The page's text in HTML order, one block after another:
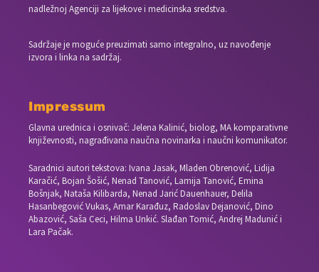
nadležnoj Agenciji za lijekove i medicinska sredstva.
Sadržaje je moguće preuzimati samo integralno, uz navođenje
izvora i linka na sadržaj.
Impressum
Glavna urednica i osnivač: Jelena Kalinić, biolog, MA komparativne
književnosti, nagrađivana naučna novinarka i naučni komunikator.
Saradnici autori tekstova: Ivana Jasak, Mladen Obrenović, Lidija
Karačić, Bojan Šošić, Nenad Tanović, Lamija Tanović, Emina
Bošnjak, Nataša Kilibarda, Nenad Jarić Dauenhauer, Delila
Hasanbegović Vukas, Amar Karađuz, Radoslav Dejanović, Dino
Abazović, Saša Ceci, Hilma Unkić. Slađan Tomić, Andrej Madunić i
Lara Pačak.